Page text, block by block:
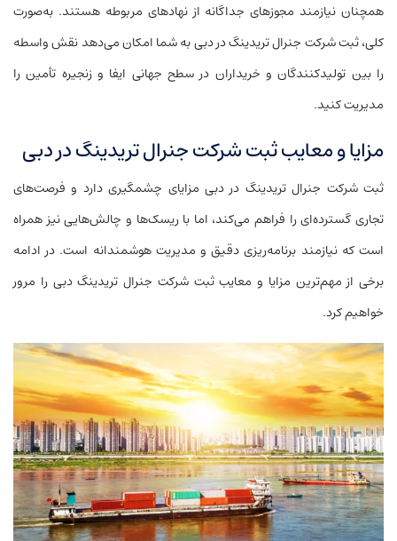
همچنان نیازمند مجوزهای جداگانه از نهادهای مربوطه هستند. به‌صورت
کلی، ثبت شرکت جنرال تریدینگ در دبی به شما امکان می‌دهد نقش واسطه
را بین تولیدکنندگان و خریداران در سطح جهانی ایفا و زنجیره تأمین را
مدیریت کنید.
مزایا و معایب ثبت شرکت جنرال تریدینگ در دبی
ثبت شرکت جنرال تریدینگ در دبی مزایای چشمگیری دارد و فرصت‌های
تجاری گسترده‌ای را فراهم می‌کند، اما با ریسک‌ها و چالش‌هایی نیز همراه
است که نیازمند برنامه‌ریزی دقیق و مدیریت هوشمندانه است. در ادامه
برخی از مهم‌ترین مزایا و معایب ثبت شرکت جنرال تریدینگ دبی را مرور
خواهیم کرد.